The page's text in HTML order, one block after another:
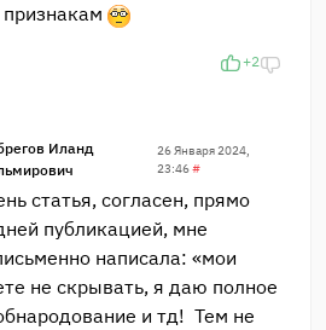
+2
Иланд
26 Января 2024,
23:46#
статья, согласен, прямо
публикацией, мне
написала: «мои
не скрывать, я даю полное
и тд! Тем не